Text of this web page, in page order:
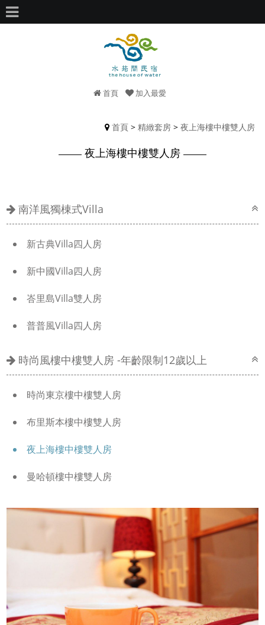
首頁 加入最愛
首頁> 精緻套房> 夜上海樓中樓雙人房
夜上海樓中樓雙人房
南洋風獨棟式Villa
新古典Villa四人房
新中國Villa四人房
峇里島Villa雙人房
普普風Villa四人房
時尚風樓中樓雙人房 -年齡限制12歲以上
時尚東京樓中樓雙人房
布里斯本樓中樓雙人房
夜上海樓中樓雙人房
曼哈頓樓中樓雙人房